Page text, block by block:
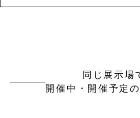
同じ展示場
開催中・開催予定